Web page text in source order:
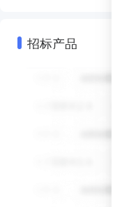
招标产品